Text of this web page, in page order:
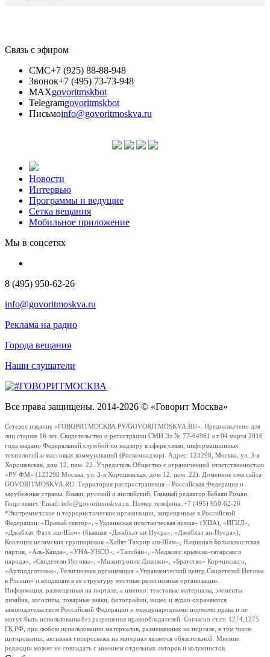
Связь с эфиром
СМС+7 (925) 88-88-948
Звонок+7 (495) 73-73-948
MAXgovoritmskbot
Telegramgovoritmskbot
Письмоinfo@govoritmoskva.ru
Новости
Интервью
Программы и ведущие
Сетка вещания
Мобильное приложение
Мы в соцсетях
8 (495) 950-62-26
info@govoritmoskva.ru
Реклама на радио
Города вещания
Наши слушатели
Все права защищены. 2014-2026 © «Говорит Москва»
Сетевое издание «ГОВОРИТМОСКВА.РУ/GOVORITMOSKVA.RU». Предназначено для
лиц старше 16 лет. Свидетельство о регистрации СМИ Эл № 77-64961 от 04 марта 2016
года выдано Федеральной службой по надзору в сфере связи, информационных
технологий и массовых коммуникаций (Роскомнадзор). Адрес: 123298, Москва, ул. 3-я
Хорошевская, дом 12, пом. 22. Учредитель Общество с ограниченной ответственностью
«РУ ФМ» (123298 Москва, ул. 3-я Хорошевская, дом 12, пом. 22). Доменное имя сайта
GOVORITMOSKVA.RU. Территория распространения – Российская Федерация и
зарубежные страны. Языки: русский и английский. Главный редактор Бабаян Роман
Георгиевич. Email: info@govoritmoskva.ru. Номер телефона: +7 (495) 950-62-26
*Экстремистские и террористические организации, запрещенные в Российской
Федерации: «Правый сектор», «Украинская повстанческая армия» (УПА), «ИГИЛ»,
«Джабхат Фатх аш-Шам» (бывшая «Джабхат ан-Нусра», «Джебхат ан-Нусра»),
Коалиция исламских группировок «Хайят Тахрир аш-Шам», Национал-Большевистская
партия, «Аль-Каида», «УНА-УНСО», «Талибан», «Меджлис крымско-татарского
народа», «Свидетели Иеговы», «Мизантропик Дивижн», «Братство» Корчинского,
«Артподготовка», Религиозная организация «Управленческий центр Свидетелей Иеговы
в России» и входящие в ее структуру местные религиозные организации.
Информация, размещенная на портале, а именно: текстовые материалы, элементы
дизайна, логотипы, товарные знаки, фотографии, видео и аудио охраняются
законодательством Российской Федерации и международными нормами права и не
могут быть использованы без разрешения правообладателей. Согласно ст.ст. 1274,1275
ГК РФ, при любом использовании материалов, размещенных на портале, в том числе
цитировании, активная гиперссылка на материал является обязательной. Мнение
редакции может не совпадать с мнением отдельных авторов и колумнистов.